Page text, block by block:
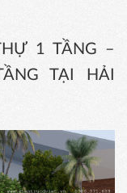
1 TẦNG –
TẠI HẢI